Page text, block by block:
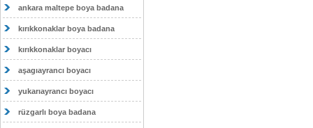
ankara maltepe boya badana
kırıkkonaklar boya badana
kırıkkonaklar boyacı
aşagıayrancı boyacı
yukarıayrancı boyacı
rüzgarlı boya badana